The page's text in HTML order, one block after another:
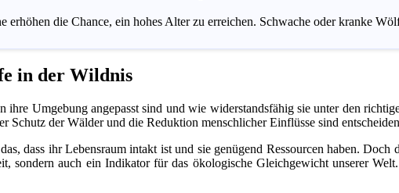
erhöhen die Chance, ein hohes Alter zu erreichen. Schwache oder kranke
in der Wildnis
ihre Umgebung angepasst sind und wie widerstandsfähig sie unter den
Schutz der Wälder und die Reduktion menschlicher Einflüsse sind
dass ihr Lebensraum intakt ist und sie genügend Ressourcen haben.
sondern auch ein Indikator für das ökologische Gleichgewicht unserer